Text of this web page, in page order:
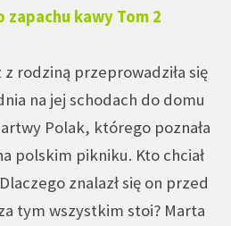
kawy Tom 2
rodziną przeprowadziła się
na jej schodach do domu
Polak, którego poznała
polskim pikniku. Kto chciał
znalazł się on przed
tym wszystkim stoi? Marta